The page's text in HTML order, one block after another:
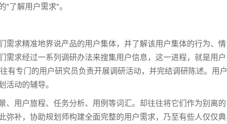
了解用户需求"。
需求精准地界说产品的用户集体，并了解该用户集体的行为、情
需求经过一系列调研办法来搜集用户信息，这一进程，就是用户
有专门的用户研究员负责开展调研活动，并完结调研陈述。用户
动的辅导。
、用户旅程、任务分析、用例等词汇。却往往将它们作为别离的
弥补，协助规划师构建全面完整的用户需求，乃至有些人仅仅典